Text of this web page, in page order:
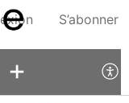
S’abonner